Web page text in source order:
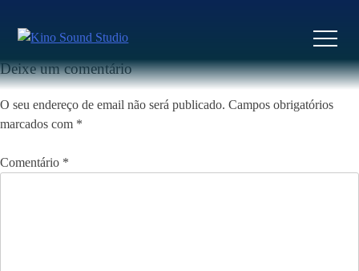
content
Navegação
de
artigos
Previous: Um Caroço de Abacate
Deixe um comentário
O seu endereço de email não será publicado. Campos obrigatórios
marcados com *
Comentário *